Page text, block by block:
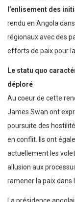
l’enlisement des
rendu en Angola
régionaux avec des
efforts de paix pour
Le statu quo
déploré
Au coeur de cette
James Swan ont
poursuite des
en conflit. Ils ont
actuellement les
allusion aux
ramener la paix dans
La présidence